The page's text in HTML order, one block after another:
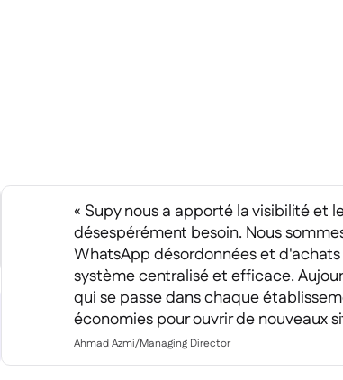
« Supy nous a apporté la visibilité et
désespérément besoin. Nous
WhatsApp désordonnées et
système centralisé et efficace.
qui se passe dans chaque
économies pour ouvrir de nouveaux
Ahmad Azmi/Managing Director